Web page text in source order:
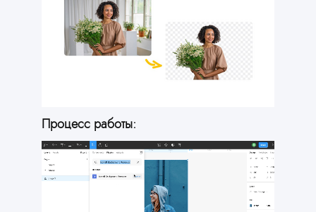
Процесс работы: